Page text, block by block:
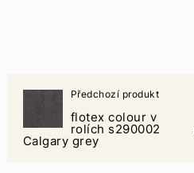
Předchozí produkt
flotex colour v
rolích s290002
Calgary grey